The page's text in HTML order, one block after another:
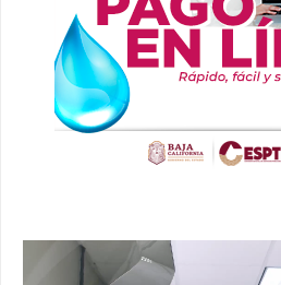
Reproductor